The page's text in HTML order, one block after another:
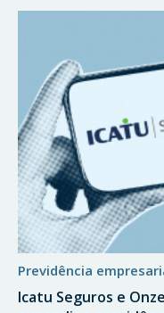
previdência
Icatu Seguros e